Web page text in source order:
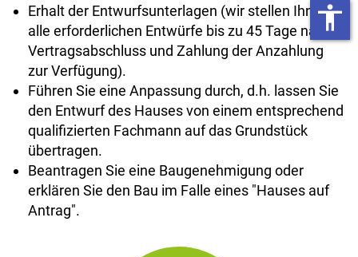
Erhalt der Entwurfsunterlagen (wir stellen Ihnen
alle erforderlichen Entwürfe bis zu 45 Tage nach
Vertragsabschluss und Zahlung der Anzahlung
zur Verfügung).
Führen Sie eine Anpassung durch, d.h. lassen Sie
den Entwurf des Hauses von einem entsprechend
qualifizierten Fachmann auf das Grundstück
übertragen.
Beantragen Sie eine Baugenehmigung oder
erklären Sie den Bau im Falle eines "Hauses auf
Antrag".
accessibility